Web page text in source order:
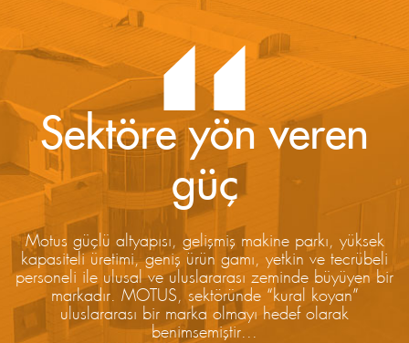
Sektöre yön veren
güç
Motus güçlü altyapısı, gelişmiş makine parkı, yüksek
kapasiteli üretimi, geniş ürün gamı, yetkin ve tecrübeli
personeli ile ulusal ve uluslararası zeminde büyüyen bir
markadır. MOTUS, sektöründe “kural koyan”
uluslararası bir marka olmayı hedef olarak
benimsemiştir...